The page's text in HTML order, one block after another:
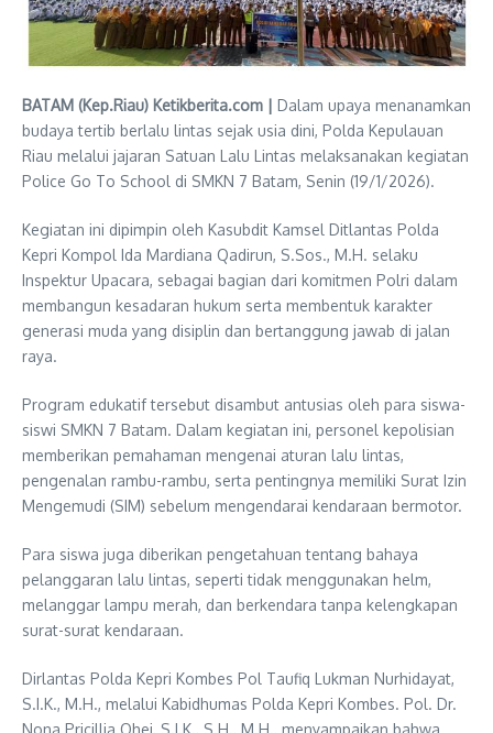
BATAM (Kep.Riau) Ketikberita.com | Dalam upaya menanamkan
budaya tertib berlalu lintas sejak usia dini, Polda Kepulauan
Riau melalui jajaran Satuan Lalu Lintas melaksanakan kegiatan
Police Go To School di SMKN 7 Batam, Senin (19/1/2026).
Kegiatan ini dipimpin oleh Kasubdit Kamsel Ditlantas Polda
Kepri Kompol Ida Mardiana Qadirun, S.Sos., M.H. selaku
Inspektur Upacara, sebagai bagian dari komitmen Polri dalam
membangun kesadaran hukum serta membentuk karakter
generasi muda yang disiplin dan bertanggung jawab di jalan
raya.
Program edukatif tersebut disambut antusias oleh para siswa-
siswi SMKN 7 Batam. Dalam kegiatan ini, personel kepolisian
memberikan pemahaman mengenai aturan lalu lintas,
pengenalan rambu-rambu, serta pentingnya memiliki Surat Izin
Mengemudi (SIM) sebelum mengendarai kendaraan bermotor.
Para siswa juga diberikan pengetahuan tentang bahaya
pelanggaran lalu lintas, seperti tidak menggunakan helm,
melanggar lampu merah, dan berkendara tanpa kelengkapan
surat-surat kendaraan.
Dirlantas Polda Kepri Kombes Pol Taufiq Lukman Nurhidayat,
S.I.K., M.H., melalui Kabidhumas Polda Kepri Kombes. Pol. Dr.
Nona Pricillia Ohei, S.I.K., S.H., M.H., menyampaikan bahwa